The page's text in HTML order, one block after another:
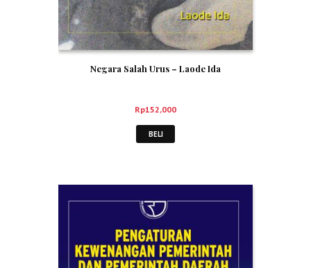
Negara Salah Urus – Laode Ida
Rp152,000
BELI